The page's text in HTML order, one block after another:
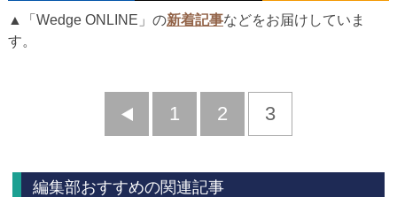
▲「Wedge ONLINE」の新着記事などをお届けしていま
す。
前
1 2 3
編集部おすすめの関連記事